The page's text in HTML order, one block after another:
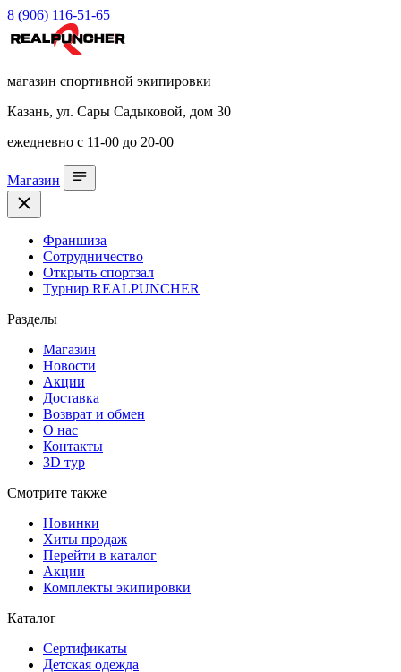
8 (906) 116-51-65
магазин спортивной экипировки
Казань, ул. Сары Садыковой, дом 30
ежедневно с 11-00 до 20-00
Магазин
Франшиза
Сотрудничество
Открыть спортзал
Турнир REALPUNCHER
Разделы
Магазин
Новости
Акции
Доставка
Возврат и обмен
О нас
Контакты
3D тур
Смотрите также
Новинки
Хиты продаж
Перейти в каталог
Акции
Комплекты экипировки
Каталог
Сертификаты
Детская одежда